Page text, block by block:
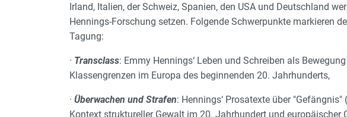
Irland, Italien, der Schweiz, Spanien, den USA und Deutschland
Hennings-Forschung setzen. Folgende Schwerpunkte markieren
Tagung:
· Transclass: Emmy Hennings‘ Leben und Schreiben als
Klassengrenzen im Europa des beginnenden 20. Jahrhunderts,
· Überwachen und Strafen: Hennings‘ Prosatexte über
Kontext struktureller Gewalt im 20. Jahrhundert und europäischer